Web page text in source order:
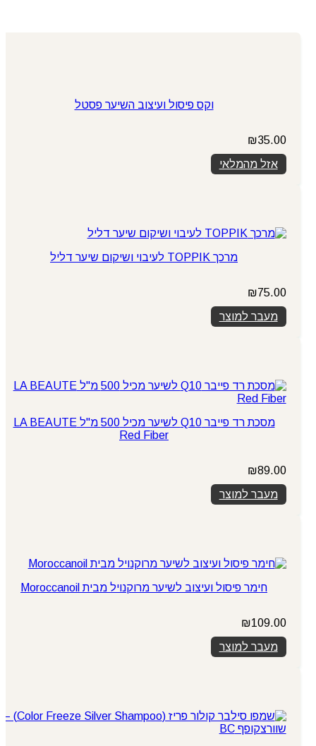
וקס פיסול ועיצוב השיער פסטל
₪35.00
אזל מהמלאי
מרכך TOPPIK לעיבוי ושיקום שיער דליל
₪75.00
מעבר למוצר
מסכת רד פייבר Q10 לשיער מכיל 500 מ"ל LA BEAUTE
Red Fiber
₪89.00
מעבר למוצר
​חימר פיסול ועיצוב לשיער מרוקנויל מבית Moroccanoil
₪109.00
מעבר למוצר